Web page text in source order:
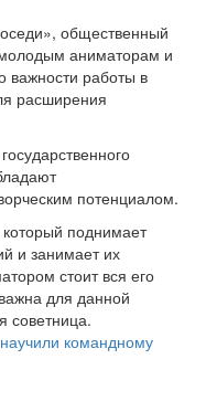
общественный
аниматорам и
важности работы в
расширения
потенциалом.
поднимает
и занимает их
стоит вся его
для данной
советница.